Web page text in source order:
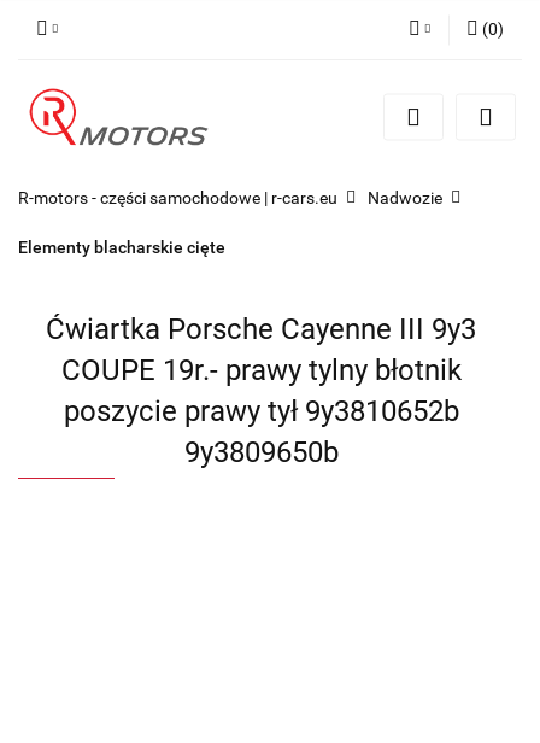
Zarejestruj się
(0)
R-motors - części samochodowe | r-cars.eu Nadwozie
Elementy blacharskie cięte
Ćwiartka Porsche Cayenne III 9y3
COUPE 19r.- prawy tylny błotnik
poszycie prawy tył 9y3810652b
9y3809650b